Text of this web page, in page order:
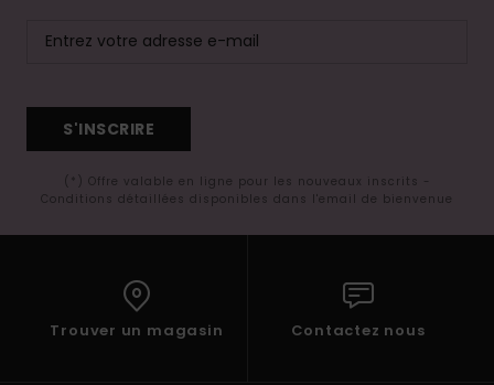
S'INSCRIRE
(*) Offre valable en ligne pour les nouveaux inscrits -
Conditions détaillées disponibles dans l'email de bienvenue
Trouver un magasin Contactez nous